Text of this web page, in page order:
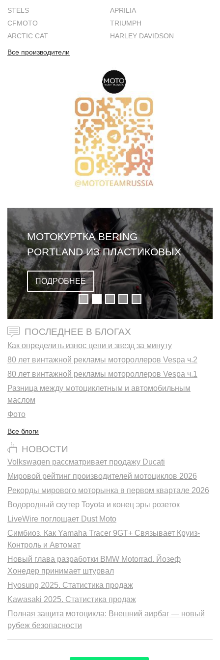
STELS
APRILIA
CFMOTO
TRIUMPH
ARCTIC CAT
HARLEY DAVIDSON
Все производители
МОТОКУРТКА BERING
PORTLAND ИЗ ПЛАСТИКОВЫХ
БУТЫЛОК
ПОДРОБНЕЕ
ПОСЛЕДНЕЕ В БЛОГАХ
Как определить износ цепи и звезд за минуту
80 лет винтажной рекламы мотороллеров Vespa ч.2
80 лет винтажной рекламы мотороллеров Vespa ч.1
Разница между мотоциклетным и автомобильным
маслом
Фото
Все блоги
НОВОСТИ
Volkswagen рассматривает продажу Ducati
Мировой рейтинг производителей мотоциклов 2026
Рекорды мирового моторынка в первом квартале 2026
Водородный скутер Toyota и конец эры розеток
LiveWire поглощает Dust Moto
Симбиоз. Как Yamaha Tracer 9GT+ Связывает Круиз-
Контроль и Автомат
Новый глава разработки BMW Motorrad. Йозеф
Хонедер принимает штурвал
Hyosung 2025. Статистика продаж
Kawasaki 2025. Статистика продаж
Полная защита мотоцикла: Внешний аирбаг — новый
рубеж безопасности